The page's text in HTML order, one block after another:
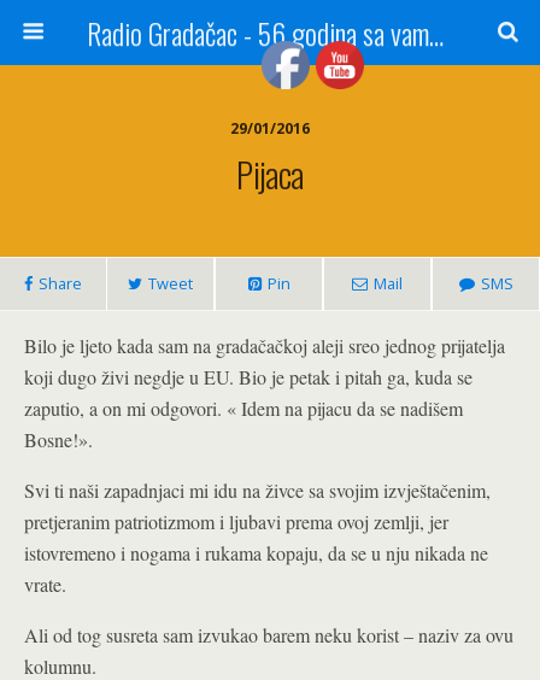
Radio Gradačac - 56 godina sa vama...
29/01/2016
Pijaca
Share Tweet Pin Mail SMS
Bilo je ljeto kada sam na gradačačkoj aleji sreo jednog prijatelja
koji dugo živi negdje u EU. Bio je petak i pitah ga, kuda se
zaputio, a on mi odgovori. « Idem na pijacu da se nadišem
Bosne!».
Svi ti naši zapadnjaci mi idu na živce sa svojim izvještačenim,
pretjeranim patriotizmom i ljubavi prema ovoj zemlji, jer
istovremeno i nogama i rukama kopaju, da se u nju nikada ne
vrate.
Ali od tog susreta sam izvukao barem neku korist – naziv za ovu
kolumnu.